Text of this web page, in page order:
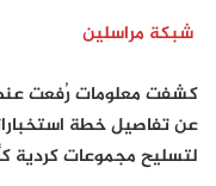
شبكة مراسلين
كشفت معلومات رُفعت
عن تفاصيل خطة
لتسليح مجموعات كردية